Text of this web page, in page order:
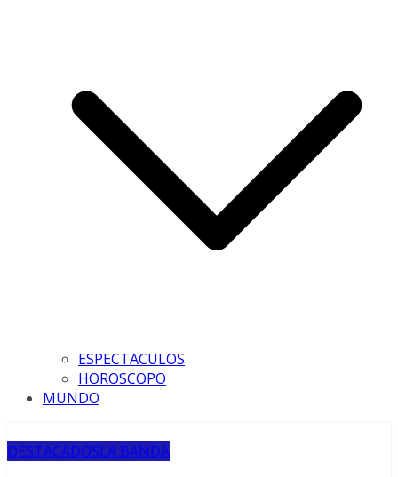
ESPECTACULOS
HOROSCOPO
MUNDO
DESTACADOSLA BANDA